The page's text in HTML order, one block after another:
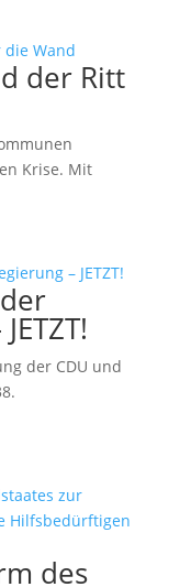
der Ritt
Krise. Mit
der CDU und
des